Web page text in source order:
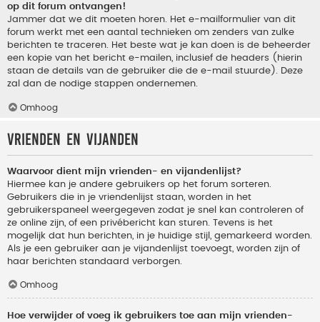
op dit forum ontvangen!
Jammer dat we dit moeten horen. Het e-mailformulier van dit
forum werkt met een aantal technieken om zenders van zulke
berichten te traceren. Het beste wat je kan doen is de beheerder
een kopie van het bericht e-mailen, inclusief de headers (hierin
staan de details van de gebruiker die de e-mail stuurde). Deze
zal dan de nodige stappen ondernemen.
Omhoog
Vrienden en vijanden
Waarvoor dient mijn vrienden- en vijandenlijst?
Hiermee kan je andere gebruikers op het forum sorteren.
Gebruikers die in je vriendenlijst staan, worden in het
gebruikerspaneel weergegeven zodat je snel kan controleren of
ze online zijn, of een privébericht kan sturen. Tevens is het
mogelijk dat hun berichten, in je huidige stijl, gemarkeerd worden.
Als je een gebruiker aan je vijandenlijst toevoegt, worden zijn of
haar berichten standaard verborgen.
Omhoog
Hoe verwijder of voeg ik gebruikers toe aan mijn vrienden-